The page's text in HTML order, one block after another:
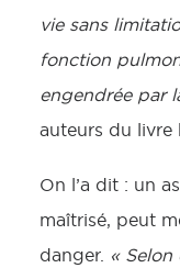
vie sans
fonction
engendrée par
auteurs du livre
On l’a dit : un
maîtrisé, peut
danger. «